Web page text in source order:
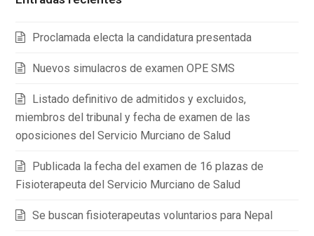
Proclamada electa la candidatura presentada
Nuevos simulacros de examen OPE SMS
Listado definitivo de admitidos y excluidos,
miembros del tribunal y fecha de examen de las
oposiciones del Servicio Murciano de Salud
Publicada la fecha del examen de 16 plazas de
Fisioterapeuta del Servicio Murciano de Salud
Se buscan fisioterapeutas voluntarios para Nepal